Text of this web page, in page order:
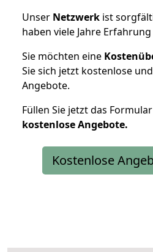
Unser Netzwerk ist
haben viele Jahre
Sie möchten eine
Sie sich jetzt kostenlose
Angebote.
Füllen Sie jetzt das
kostenloseAngebote.
Kostenlose